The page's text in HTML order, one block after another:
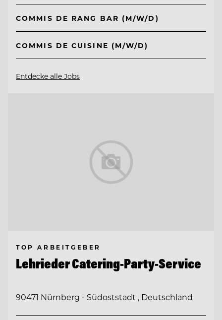
COMMIS DE RANG BAR (M/W/D)
COMMIS DE CUISINE (M/W/D)
Entdecke alle Jobs
TOP ARBEITGEBER
Lehrieder Catering-Party-Service
90471 Nürnberg - Südoststadt , Deutschland